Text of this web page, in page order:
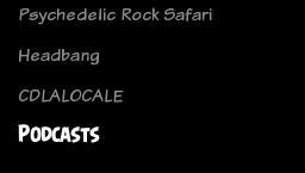
Psychedelic Rock Safari
Headbang
CDLALOCALE
Podcasts